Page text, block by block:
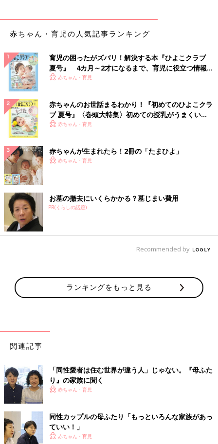
日々。その孤独に追いつめられながら、「私って、そもそもどん
な人間だった？」 「胸のなかで、ずっと引っかかっていた女子
校時代の同級生への気持ち。もしかして、私は同性愛者だったり
する可能性があるのだろうか？」と、小野さんはようやく自分の
セクシュアリティを見つめ直すことに。まだ今のようなSNSもな
く、自宅にパソコンがあることも珍しい時代。インターネットを
つかって、おそるおそるレズビアンの友達を探し始めました。そ
して参加したバイセクシュアルの女性が集まる飲み会で、現在の
パートナーとなる西川さんと出会いました。西川さんの子どもの
ような無邪気さは、はじめて会った時から小野さんの「ツボにハ
マる」特別なものだったようです。
『母ふたりで“かぞく”はじめました。』の冒頭は、長男が
頃、2週間治らずにいた風邪が小野さんにもうつってしまい、高
熱で体が思うように動かないシーンから始まります。
そんな小野さんのもとを西川さんが偶然訪ねてきます。驚いた西
行きました。子どもも自分も体調を崩し、頼る人もいないところ
に、ステキだと思っていた相手が現れて救ってくれる… 小野さ
んが西川さんに特別な思いを抱く象徴的なエピソードです。
春期の頃、同性にときめいた経験を持つ人は珍しくないのではな
したものから絶対にブレないものではなく、思ったよりも幅があ
ったり、少しずつ変化があったりするものなのかもしれません。
一方、西川さんは若い頃から自分が同性愛者である自覚があった
パートナーと結婚。小野さんと長男のピンチを救ったしばらく
後、西川さんは妊娠し、出産。小野さんにも次男が生まれまし
た。
しかし、やがて西川さんは「子どもが生まれて夫の面倒までみて
られない！」と離婚。その1年後に小野さんも、元夫に好きな人
ができたという理由で離婚することに。2人ともセクシュアリテ
ィとは関係ない理由でシングルになりました。
赤ちゃん・育児の人気記事ランキング
育児の困ったがズバリ！解決する本『ひよこクラブ
夏号』 4カ月～2才になるまで、育児に役立つ情報が
いっぱい！
赤ちゃん・育児
赤ちゃんのお世話まるわかり！『初めてのひよこクラ
ブ 夏号』〈巻頭大特集〉初めての授乳がうまくい
く！ おっぱい・ミルクの基本と夏のトラブル 解決テ
赤ちゃん・育児
赤ちゃんが生まれたら！2冊の「たまひよ」
赤ちゃん・育児
お墓の撤去にいくらかかる？墓じまい費用
PR(くらしの話題)
Recommended by
ランキングをもっと見る
関連記事
「同性愛者は住む世界が違う人」じゃない。『母ふた
り』の家族に聞く
赤ちゃん・育児
同性カップルの母ふたり「もっといろんな家族があっ
ていい！」
赤ちゃん・育児